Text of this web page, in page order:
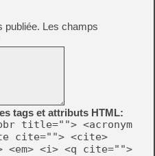
publiée. Les champs
tags et attributs HTML:
title=""> <acronym
cite=""> <cite>
<em> <i> <q cite="">